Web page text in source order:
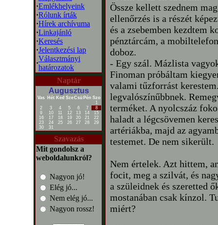
·Emlékhelyeink
·Rólunk írták
·Hírek archívuma
·Linkajánló
·Keresés
·Jelentkezési lap
·
Választmányi
határozatok
Naptár
Augusztus
Vas Hét Ked SzeCsü Pén Szo
1
2
3 4 5 6 7
8
9
10 11 12 13 14
15
16
17 18 19 20 21
22
23
24 25 26 27 28
29
30
31
Szavazás
Mit gondolsz a
weboldalunkról?
Nagyon jó!
Elég jó...
Nem elég jó...
Nagyon rossz!
Össze kellett szednem
ellenőrzés is a részét
és a zsebemben kezdtem
pénztárcám, a
doboz.
- Egy szál. Mázlista
Finoman próbáltam
valami tűzforrást
legvalószínűbbnek.
terméket. A nyolcszáz
haladt a légcsövemen
artériákba, majd az
testemet. De nem sikerült.
Nem értelek. Azt hittem,
focit, meg a szilvát, és
a szüleidnek és szeretted
mostanában csak kínzol.
miért?